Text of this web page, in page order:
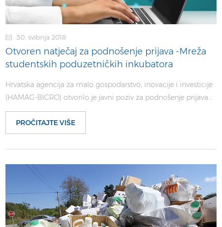
30. svibnja 2018
Otvoren natječaj za podnošenje prijava -Mreža
studentskih poduzetničkih inkubatora
Hrvatska agencija za malo gospodarstvo, inovacije i investicije
(HAMAG-BICRO) otvorilo je javni poziv za podnošenje prijava…
PROČITAJTE VIŠE